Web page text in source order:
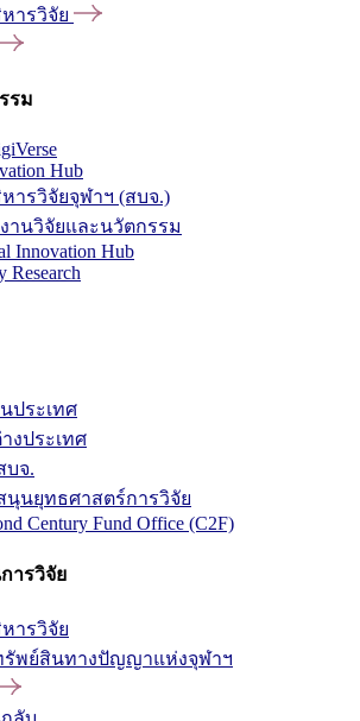
ารวิจัย
รม
Hub
ารวิจัยจุฬาฯ (สบจ.)
านวิจัยและนวัตกรรม
Innovation Hub
Research
ประเทศ
งประเทศ
บจ.
นยุทธศาสตร์การวิจัย
Century Fund Office (C2F)
ารวิจัย
ารวิจัย
รัพย์สินทางปัญญาแห่งจุฬาฯ